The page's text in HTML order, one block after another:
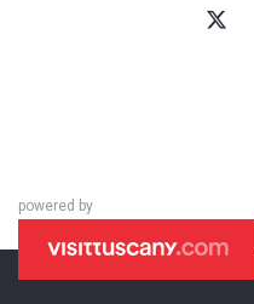
powered by